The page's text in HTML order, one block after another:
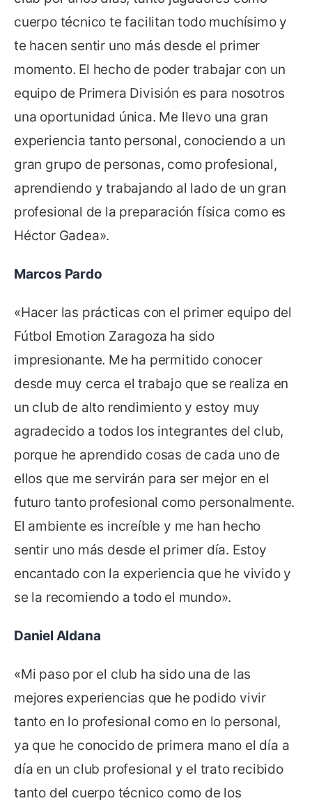
cuerpo técnico te facilitan todo muchísimo y
te hacen sentir uno más desde el primer
momento. El hecho de poder trabajar con un
equipo de Primera División es para nosotros
una oportunidad única. Me llevo una gran
experiencia tanto personal, conociendo a un
gran grupo de personas, como profesional,
aprendiendo y trabajando al lado de un gran
profesional de la preparación física como es
Héctor Gadea».
Marcos Pardo
«Hacer las prácticas con el primer equipo del
Fútbol Emotion Zaragoza ha sido
impresionante. Me ha permitido conocer
desde muy cerca el trabajo que se realiza en
un club de alto rendimiento y estoy muy
agradecido a todos los integrantes del club,
porque he aprendido cosas de cada uno de
ellos que me servirán para ser mejor en el
futuro tanto profesional como personalmente.
El ambiente es increíble y me han hecho
sentir uno más desde el primer día. Estoy
encantado con la experiencia que he vivido y
se la recomiendo a todo el mundo».
Daniel Aldana
«Mi paso por el club ha sido una de las
mejores experiencias que he podido vivir
tanto en lo profesional como en lo personal,
ya que he conocido de primera mano el día a
día en un club profesional y el trato recibido
tanto del cuerpo técnico como de los